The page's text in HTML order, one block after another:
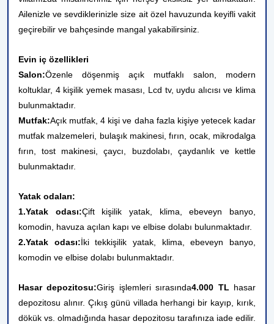
Ailenizle ve sevdiklerinizle size ait özel havuzunda keyifli vakit
geçirebilir ve bahçesinde mangal yakabilirsiniz.
Evin iç özellikleri
Salon:Özenle döşenmiş açık mutfaklı salon, modern
koltuklar, 4 kişilik yemek masası, Lcd tv, uydu alıcısı ve klima
bulunmaktadır.
Mutfak:Açık mutfak, 4 kişi ve daha fazla kişiye yetecek kadar
mutfak malzemeleri, bulaşık makinesi, fırın, ocak, mikrodalga
fırın, tost makinesi, çaycı, buzdolabı, çaydanlık ve kettle
bulunmaktadır.
Yatak odaları:
1.Yatak odası:Çift kişilik yatak, klima, ebeveyn banyo,
komodin, havuza açılan kapı ve elbise dolabı bulunmaktadır.
2.Yatak odası:İki tekkişilik yatak, klima, ebeveyn banyo,
komodin ve elbise dolabı bulunmaktadır.
Hasar depozitosu:Giriş işlemleri sırasında4.000 TL hasar
depozitosu alınır. Çıkış günü villada herhangi bir kayıp, kırık,
dökük vs. olmadığında hasar depozitosu tarafınıza iade edilir.